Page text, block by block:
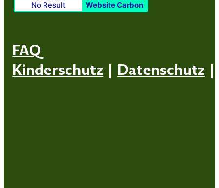
No Result Website Carbon
FAQ
Kinderschutz | Datenschutz |